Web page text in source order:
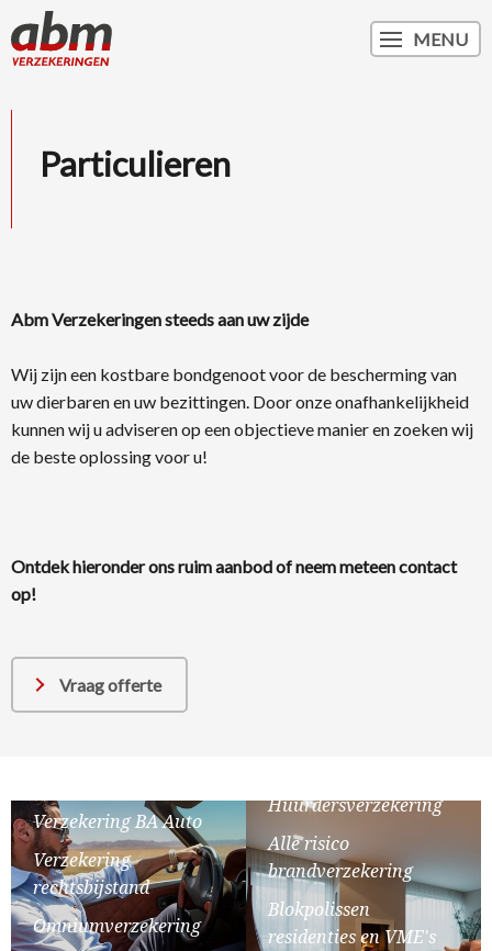
MENU
Particulieren
Abm Verzekeringen steeds aan uw zijde
Wij zijn een kostbare bondgenoot voor de bescherming van
uw dierbaren en uw bezittingen. Door onze onafhankelijkheid
kunnen wij u adviseren op een objectieve manier en zoeken wij
de beste oplossing voor u!
Ontdek hieronder ons ruim aanbod of neem meteen contact
op!
Vraag offerte
Verzekering BA Auto
Verzekering
rechtsbijstand
Omniumverzekering
Huurdersverzekering
Alle risico
brandverzekering
Blokpolissen
residenties en VME's